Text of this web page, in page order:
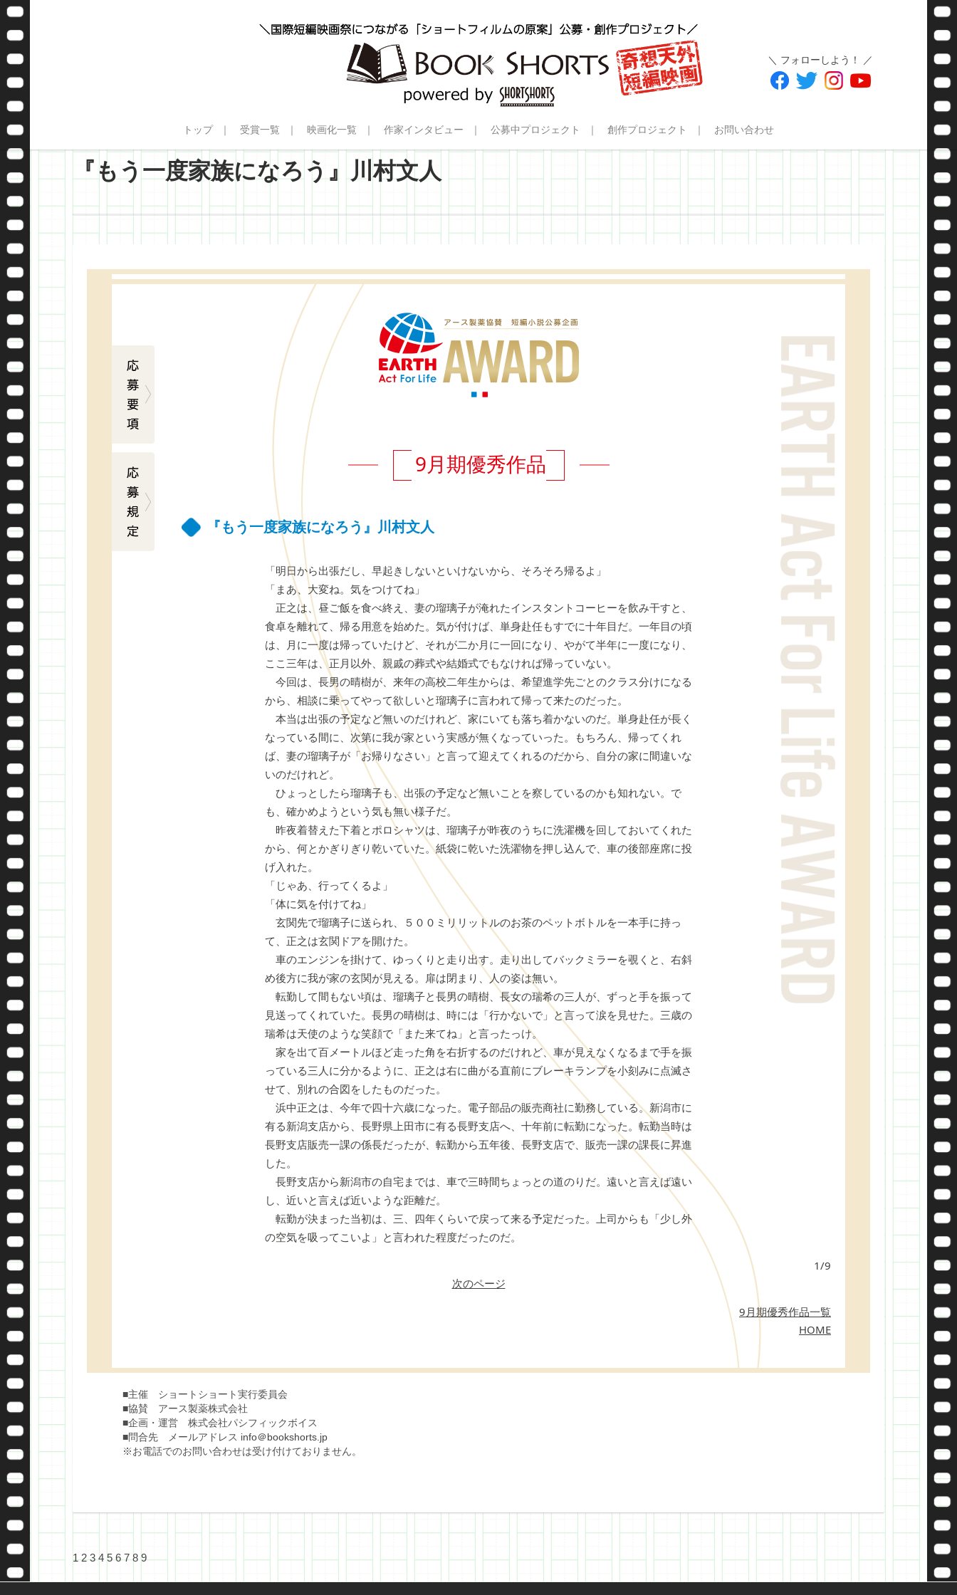
＼ フォローしよう！ ／
トップ 受賞一覧 映画化一覧 作家インタビュー 公募中プロジェクト 創作プロジェクト お問い合わせ
『もう一度家族になろう』川村文人
9月期優秀作品
『もう一度家族になろう』川村文人
「明日から出張だし、早起きしないといけないから、そろそろ帰るよ」
「まあ、大変ね。気をつけてね」
正之は、昼ご飯を食べ終え、妻の瑠璃子が淹れたインスタントコーヒーを飲み干すと、
食卓を離れて、帰る用意を始めた。気が付けば、単身赴任もすでに十年目だ。一年目の頃
は、月に一度は帰っていたけど、それが二か月に一回になり、やがて半年に一度になり、
ここ三年は、正月以外、親戚の葬式や結婚式でもなければ帰っていない。
今回は、長男の晴樹が、来年の高校二年生からは、希望進学先ごとのクラス分けになる
から、相談に乗ってやって欲しいと瑠璃子に言われて帰って来たのだった。
本当は出張の予定など無いのだけれど、家にいても落ち着かないのだ。単身赴任が長く
なっている間に、次第に我が家という実感が無くなっていった。もちろん、帰ってくれ
ば、妻の瑠璃子が「お帰りなさい」と言って迎えてくれるのだから、自分の家に間違いな
いのだけれど。
ひょっとしたら瑠璃子も、出張の予定など無いことを察しているのかも知れない。で
も、確かめようという気も無い様子だ。
昨夜着替えた下着とポロシャツは、瑠璃子が昨夜のうちに洗濯機を回しておいてくれた
から、何とかぎりぎり乾いていた。紙袋に乾いた洗濯物を押し込んで、車の後部座席に投
げ入れた。
「じゃあ、行ってくるよ」
「体に気を付けてね」
玄関先で瑠璃子に送られ、５００ミリリットルのお茶のペットボトルを一本手に持っ
て、正之は玄関ドアを開けた。
車のエンジンを掛けて、ゆっくりと走り出す。走り出してバックミラーを覗くと、右斜
め後方に我が家の玄関が見える。扉は閉まり、人の姿は無い。
転勤して間もない頃は、瑠璃子と長男の晴樹、長女の瑞希の三人が、ずっと手を振って
見送ってくれていた。長男の晴樹は、時には「行かないで」と言って涙を見せた。三歳の
瑞希は天使のような笑顔で「また来てね」と言ったっけ。
家を出て百メートルほど走った角を右折するのだけれど、車が見えなくなるまで手を振
っている三人に分かるように、正之は右に曲がる直前にブレーキランプを小刻みに点滅さ
せて、別れの合図をしたものだった。
浜中正之は、今年で四十六歳になった。電子部品の販売商社に勤務している。新潟市に
有る新潟支店から、長野県上田市に有る長野支店へ、十年前に転勤になった。転勤当時は
長野支店販売一課の係長だったが、転勤から五年後、長野支店で、販売一課の課長に昇進
した。
長野支店から新潟市の自宅までは、車で三時間ちょっとの道のりだ。遠いと言えば遠い
し、近いと言えば近いような距離だ。
転勤が決まった当初は、三、四年くらいで戻って来る予定だった。上司からも「少し外
の空気を吸ってこいよ」と言われた程度だったのだ。
1/9
次のページ
9月期優秀作品一覧
HOME
■主催 ショートショート実行委員会
■協賛 アース製薬株式会社
■企画・運営 株式会社パシフィックボイス
■問合先 メールアドレス info＠bookshorts.jp
※お電話でのお問い合わせは受け付けておりません。
1 2 3 4 5 6 7 8 9